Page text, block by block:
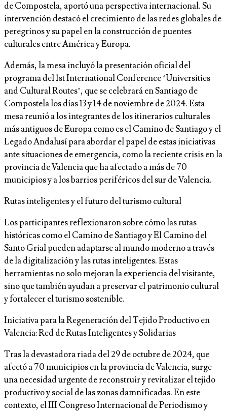
de Compostela, aportó una perspectiva internacional. Su
intervención destacó el crecimiento de las redes globales de
peregrinos y su papel en la construcción de puentes
culturales entre América y Europa.
Además, la mesa incluyó la presentación oficial del
programa del 1st International Conference ‘Universities
and Cultural Routes’, que se celebrará en Santiago de
Compostela los días 13 y 14 de noviembre de 2024. Esta
mesa reunió a los integrantes de los itinerarios culturales
más antiguos de Europa como es el Camino de Santiago y el
Legado Andalusí para abordar el papel de estas iniciativas
ante situaciones de emergencia, como la reciente crisis en la
provincia de Valencia que ha afectado a más de 70
municipios y a los barrios periféricos del sur de Valencia.
Rutas inteligentes y el futuro del turismo cultural
Los participantes reflexionaron sobre cómo las rutas
históricas como el Camino de Santiago y El Camino del
Santo Grial pueden adaptarse al mundo moderno a través
de la digitalización y las rutas inteligentes. Estas
herramientas no solo mejoran la experiencia del visitante,
sino que también ayudan a preservar el patrimonio cultural
y fortalecer el turismo sostenible.
Iniciativa para la Regeneración del Tejido Productivo en
Valencia: Red de Rutas Inteligentes y Solidarias
Tras la devastadora riada del 29 de octubre de 2024, que
afectó a 70 municipios en la provincia de Valencia, surge
una necesidad urgente de reconstruir y revitalizar el tejido
productivo y social de las zonas damnificadas. En este
contexto, el III Congreso Internacional de Periodismo y